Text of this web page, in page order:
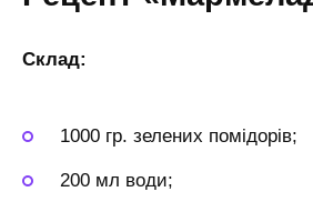
Склад:
1000 гр. зелених помідорів;
200 мл води;